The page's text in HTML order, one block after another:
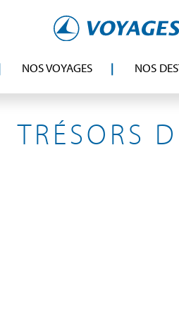
NOS VOYAGES NOS
TRÉSORS